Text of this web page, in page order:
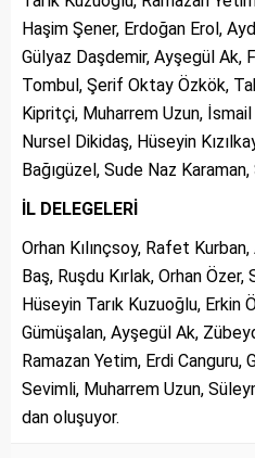
Haşim Şener, Erdoğan Erol,
Gülyaz Daşdemir, Ayşegül Ak,
Tombul, Şerif Oktay Özkök,
Kipritçi, Muharrem Uzun,
Nursel Dikidaş, Hüseyin
Bağıgüzel, Sude Naz
İL DELEGELERİ
Orhan Kılınçsoy, Rafet
Baş, Ruşdu Kırlak, Orhan
Hüseyin Tarık Kuzuoğlu, Erkin
Gümüşalan, Ayşegül Ak,
Ramazan Yetim, Erdi Canguru,
Sevimli, Muharrem Uzun,
dan oluşuyor.